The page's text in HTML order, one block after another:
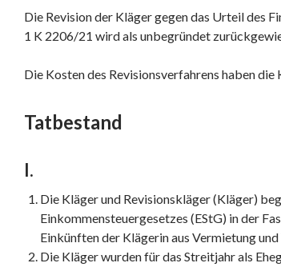
Die Revision der Kläger gegen das Urteil des
1 K 2206/21 wird als unbegründet
Die Kosten des Revisionsverfahrens haben die
Tatbestand
I.
Die Kläger und Revisionskläger (Kläger)
Einkommensteuergesetzes (EStG) in der
Einkünften der Klägerin aus Vermietung
Die Kläger wurden für das Streitjahr als